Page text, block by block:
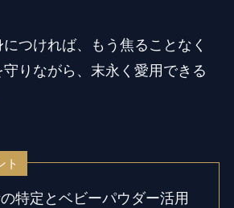
つければ、もう焦ることなく
りながら、末永く愛用できる
ト
特定とベビーパウダー活用